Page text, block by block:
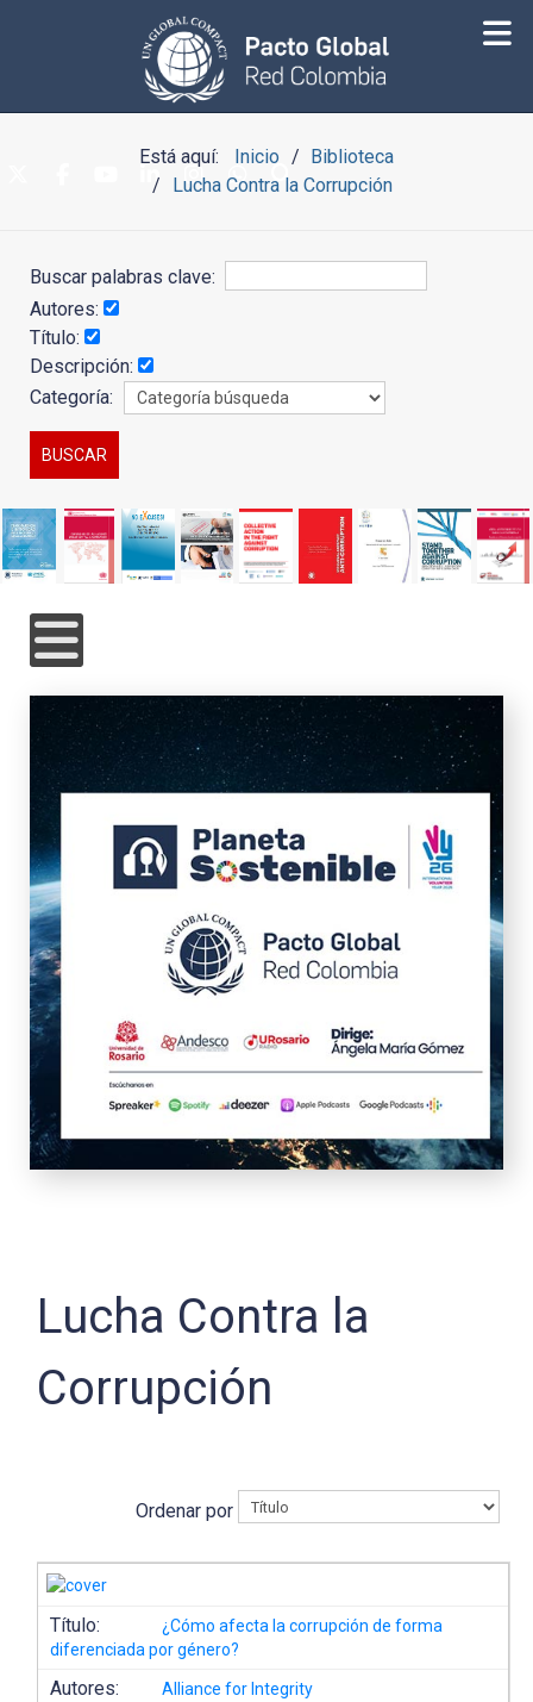
Está aquí: Inicio
Biblioteca
Lucha Contra la Corrupción
Buscar palabras clave:
Autores:
Título:
Descripción:
Categoría:
Lucha Contra la
Corrupción
Ordenar por
Título:
¿Cómo afecta la corrupción de forma
diferenciada por género?
Autores: Alliance for Integrity